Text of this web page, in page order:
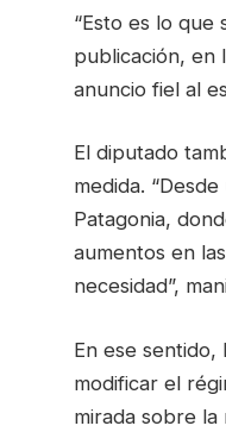
“Esto es lo que
publicación, en
anuncio fiel al
El diputado
medida.
Patagonia,
aumentos en
necesidad”,
En ese
modificar el
mirada sobre la